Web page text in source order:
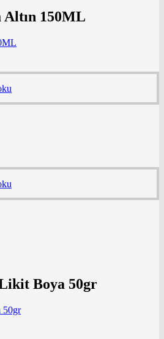
Altın 150ML
Likit Boya 50gr
50gr